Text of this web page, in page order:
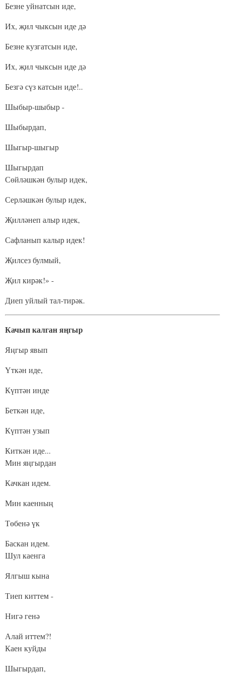
Безне уйнатсын иде,
Их, җил чыксын иде дә
Безне кузгатсын иде,
Их, җил чыксын иде дә
Безгә сүз катсын иде!..
Шыбыр-шыбыр -
Шыбырдап,
Шыгыр-шыгыр
Шыгырдап
Сөйләшкән булыр идек,
Серләшкән булыр идек,
Җилләнеп алыр идек,
Сафланып калыр идек!
Җилсез булмый,
Җил кирәк!» -
Диеп уйлый тал-тирәк.
Качып калган яңгыр
Яңгыр явып
Үткән иде,
Күптән инде
Беткән иде,
Күптән узып
Киткән иде...
Мин яңгырдан
Качкан идем.
Мин каенның
Төбенә үк
Баскан идем.
Шул каенга
Ялгыш кына
Тиеп киттем -
Нигә генә
Алай иттем?!
Каен куйды
Шыгырдап,